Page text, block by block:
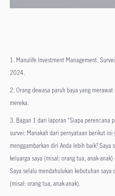
1. Manulife Investment Management.
2024.
2. Orang dewasa paruh baya yang
mereka.
3. Bagan 1 dari laporan “Siapa perencana
survei: Manakah dari pernyataan berikut
menggambarkan diri Anda lebih baik? Saya
keluarga saya (misal: orang tua, anak-
Saya selalu mendahulukan kebutuhan saya
(misal: orang tua, anak-anak).